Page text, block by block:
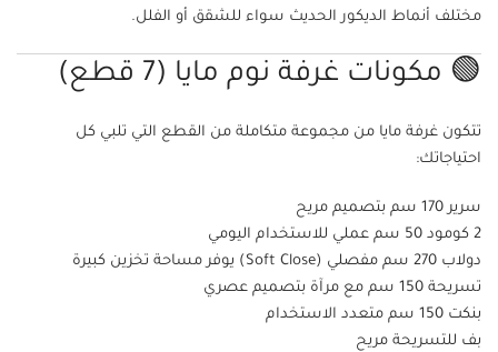
مختلف أنماط الديكور الحديث سواء للشقق أو الفلل.
🟢 مكونات غرفة نوم مايا (7 قطع)
تتكون غرفة مايا من مجموعة متكاملة من القطع التي تلبي كل
احتياجاتك:
سرير 170 سم بتصميم مريح
2 كومود 50 سم عملي للاستخدام اليومي
دولاب 270 سم مفصلي (Soft Close) يوفر مساحة تخزين كبيرة
تسريحة 150 سم مع مرآة بتصميم عصري
بنكت 150 سم متعدد الاستخدام
بف للتسريحة مريح